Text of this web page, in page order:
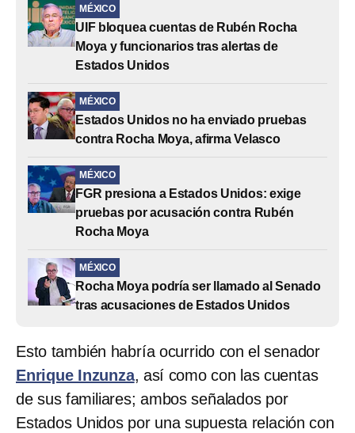
MÉXICO
UIF bloquea cuentas de Rubén Rocha
Moya y funcionarios tras alertas de
Estados Unidos
MÉXICO
Estados Unidos no ha enviado pruebas
contra Rocha Moya, afirma Velasco
MÉXICO
FGR presiona a Estados Unidos: exige
pruebas por acusación contra Rubén
Rocha Moya
MÉXICO
Rocha Moya podría ser llamado al Senado
tras acusaciones de Estados Unidos
Esto también habría ocurrido con el senador
Enrique Inzunza, así como con las cuentas
de sus familiares; ambos señalados por
Estados Unidos por una supuesta relación con